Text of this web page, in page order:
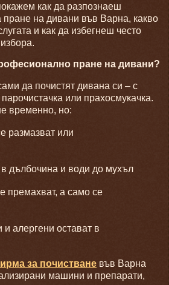
как да разпознаеш
пране на дивани във Варна, какво
и как да избегнеш често
пране на дивани?
да почистят дивана си – с
или прахосмукачка.
временно, но:
размазват или
в дълбочина и води до мухъл
премахват, а само се
и алергени остават в
за почистване във Варна
машини и препарати,